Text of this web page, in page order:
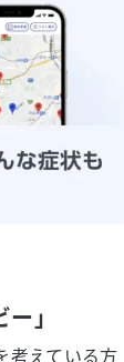
」
考えている方